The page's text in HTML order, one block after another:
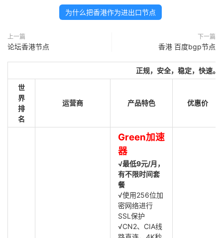
为什么把香港作为进出口节点
上一篇
论坛香港节点
下一篇
香港 百度bgp节点
正规，安全，稳定，快速。
世
界
排
名
运营商 产品特色 优惠价
Green加速
器
√最低9元/月，
有不限时间套
餐
√使用256位加
密网络进行
SSL保护
√CN2、CIA线